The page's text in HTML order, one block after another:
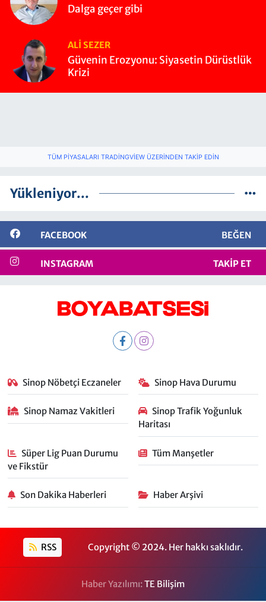
Dalga geçer gibi
ALI SEZER
Güvenin Erozyonu: Siyasetin Dürüstlük
Krizi
TÜM PIYASALARI TRADINGVIEW ÜZERINDEN TAKIP EDIN
Yükleniyor...
FACEBOOK BEĞEN
INSTAGRAM TAKIP ET
Sinop Nöbetçi Eczaneler Sinop Hava Durumu
Sinop Namaz Vakitleri
Sinop Trafik Yoğunluk
Haritası
Süper Lig Puan Durumu
ve Fikstür
Tüm Manşetler
Son Dakika Haberleri Haber Arşivi
RSS Copyright © 2024. Her hakkı saklıdır.
Haber Yazılımı:TE Bilişim